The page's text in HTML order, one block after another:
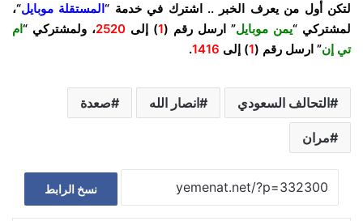
لتكن أول من يعرف الخبر .. اشترك في خدمة “المستقلة موبايل“،
لمشتركي “يمن موبايل” ارسل رقم (1) إلى 2520، ولمشتركي “ ام
تي إن” ارسل رقم (1) إلى 1416
.
التحالف السعودي انصار الله صعدة
مران
نسخ الرابط